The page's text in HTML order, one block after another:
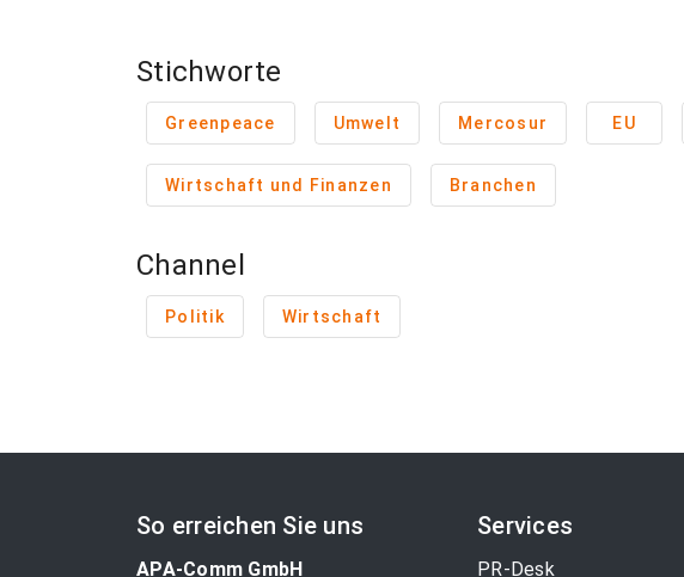
Stichworte
Greenpeace Umwelt Mercosur EU
Wirtschaft und Finanzen Branchen
Channel
Politik Wirtschaft
So erreichen Sie uns
APA-Comm GmbH
Services
PR-Desk